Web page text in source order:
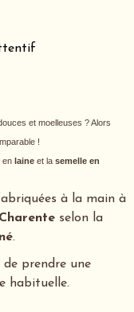
et moelleuses ? Alors
!
en laine et la semelle en
à la main à
Charente selon la
.
de prendre une
habituelle.